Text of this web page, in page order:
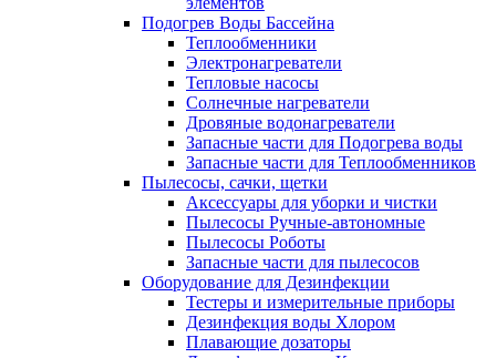
Подогрев Воды Бассейна
Теплообменники
Электронагреватели
Тепловые насосы
Солнечные нагреватели
Дровяные водонагреватели
Запасные части для Подогрева воды
Запасные части для Теплообменников
Пылесосы, сачки, щетки
Аксессуары для уборки и чистки
Пылесосы Ручные-автономные
Пылесосы Роботы
Запасные части для пылесосов
Оборудование для Дезинфекции
Тестеры и измерительные приборы
Дезинфекция воды Хлором
Плавающие дозаторы